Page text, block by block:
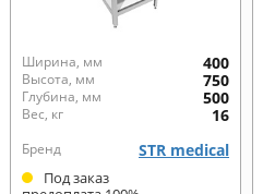
Ширина, мм 400
Высота, мм 750
Глубина, мм 500
Вес, кг 16
Бренд STR medical
Под заказ